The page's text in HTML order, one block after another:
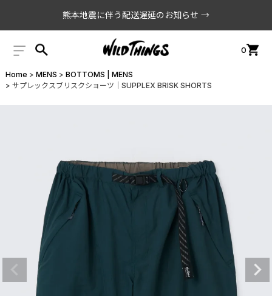
熊本地震に伴う配送遅延のお知らせ →
0
Home MENS
BOTTOMS | MENS
サプレックスブリスクショーツ│SUPPLEX BRISK SHORTS